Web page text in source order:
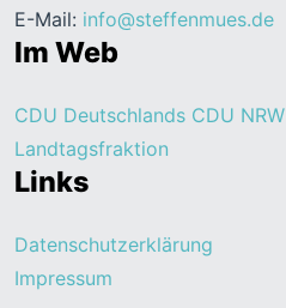
E-Mail: info@steffenmues.de
Im Web
CDU Deutschlands CDU NRW
Landtagsfraktion
Links
Datenschutzerklärung
Impressum